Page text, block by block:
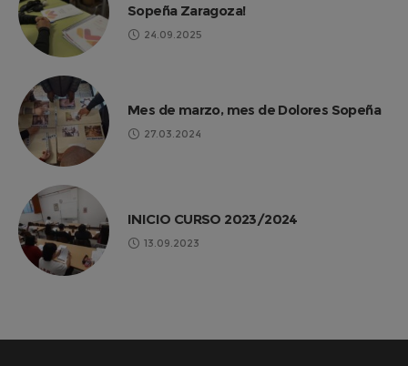
Sopeña Zaragoza!
24.09.2025
Mes de marzo, mes de Dolores Sopeña
27.03.2024
INICIO CURSO 2023/2024
13.09.2023